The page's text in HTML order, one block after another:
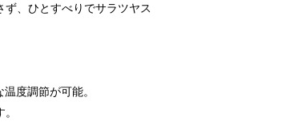
、ひとすべりでサラツヤス
度調節が可能。